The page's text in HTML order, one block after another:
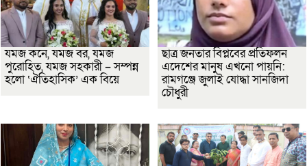
যমজ কনে, যমজ বর, যমজ
পুরোহিত, যমজ সহকারী – সম্পন্ন
হলো ‘ঐতিহাসিক’ এক বিয়ে
ছাত্র জনতার বিপ্লবের প্রতিফলন
এদেশের মানুষ এখনো পায়নি:
রামগঞ্জে জুলাই যোদ্ধা সানজিদা
চৌধুরী